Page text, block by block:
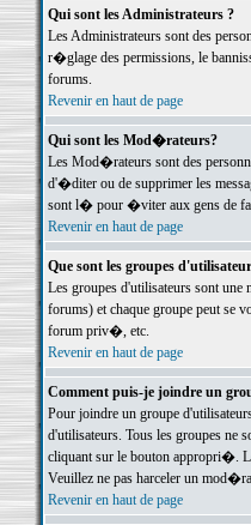
Qui sont les Administrateurs ?
Les Administrateurs sont des
r�glage des permissions, le
forums.
Revenir en haut de page
Qui sont les Mod�rateurs?
Les Mod�rateurs sont des
d'�diter ou de supprimer les
sont l� pour �viter aux gens de
Revenir en haut de page
Que sont les groupes
Les groupes d'utilisateurs sont
forums) et chaque groupe peut
forum priv�, etc.
Revenir en haut de page
Comment puis-je joindre un
Pour joindre un groupe
d'utilisateurs. Tous les groupes ne
cliquant sur le bouton appropri�.
Veuillez ne pas harceler un
Revenir en haut de page